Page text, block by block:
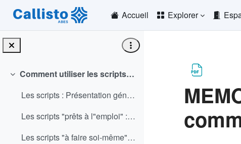
Passer au contenu principal
Accueil
Explorer
Replier
Comment utiliser les scripts dans le logiciel WinIBW
Les scripts : Présentation générale (PPS)
Les scripts "prêts à l"emploi" : où les trouver ? comment les utiliser ? (PPS)
Les scripts "à faire soi-même" : où les trouver ? comment les identifier ? (PPS)